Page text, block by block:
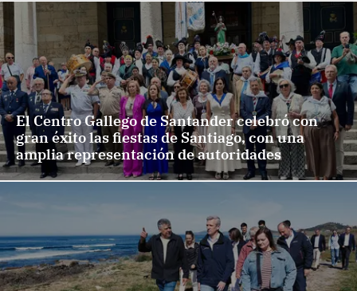
El Centro Gallego de Santander celebró con
gran éxito las fiestas de Santiago, con una
amplia representación de autoridades